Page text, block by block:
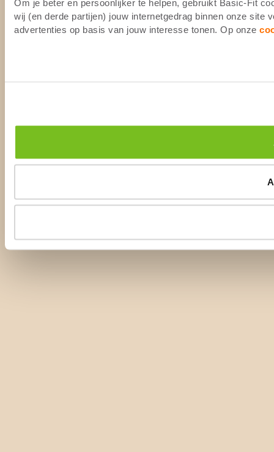
Om je beter en persoonlijker te helpen, gebruikt Basic-Fit
wij (en derde partijen) jouw internetgedrag binnen onze site
advertenties op basis van jouw interesse tonen. Op onze